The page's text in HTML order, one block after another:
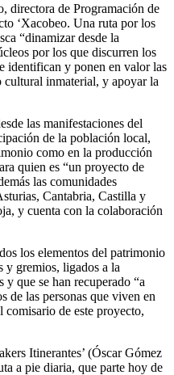
directora de Programación de
‘Xacobeo. Una ruta por los
“dinamizar desde la
por los que discurren los
identifican y ponen en valor las
inmaterial, y apoyar la
las manifestaciones del
de la población local,
como en la producción
quien es “un proyecto de
las comunidades
Cantabria, Castilla y
y cuenta con la colaboración
los elementos del patrimonio
y gremios, ligados a la
y que se han recuperado “a
de las personas que viven en
comisario de este proyecto,
Itinerantes’ (Óscar Gómez
a pie diaria, que parte hoy de